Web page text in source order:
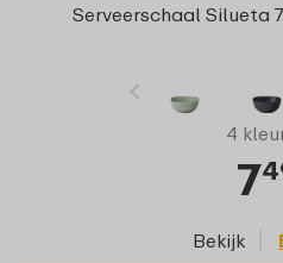
Serveerschaal Silueta
4
7
Bekijk